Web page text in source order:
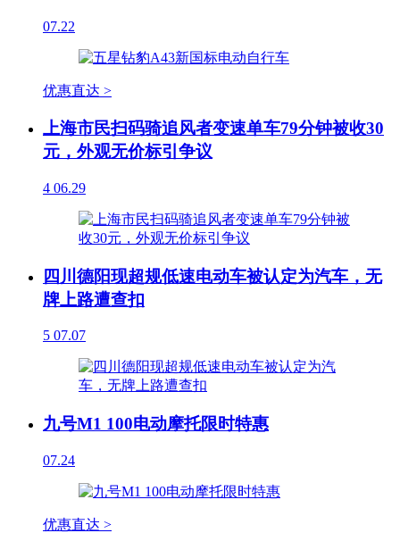
07.22
优惠直达 >
上海市民扫码骑追风者变速单车79分钟被收30
元，外观无价标引争议
4 06.29
四川德阳现超规低速电动车被认定为汽车，无
牌上路遭查扣
5 07.07
九号M1 100电动摩托限时特惠
07.24
优惠直达 >